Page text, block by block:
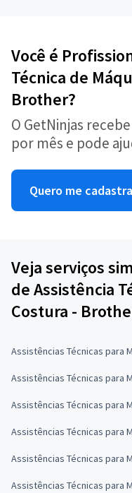
Você é
Técnica de
Brother?
O GetNinjas
por mês e pode
Quero me
Veja serviços
de Assistência
Costura -
Assistências Técnicas para
Assistências Técnicas para
Assistências Técnicas para
Assistências Técnicas para
Assistências Técnicas para
Assistências Técnicas para